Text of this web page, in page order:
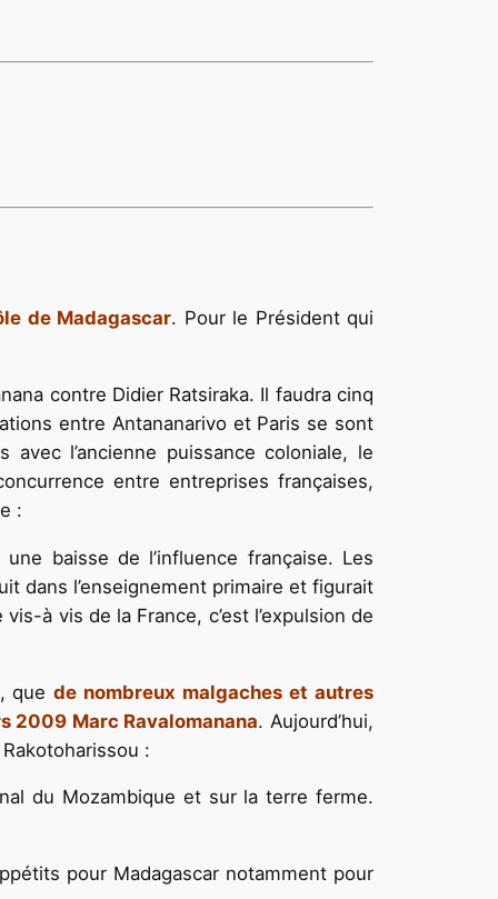
de Madagascar. Pour le Président qui
contre Didier Ratsiraka. Il faudra cinq
entre Antananarivo et Paris se sont
l’ancienne puissance coloniale, le
entre entreprises françaises,
:
baisse de l’influence française. Les
dans l’enseignement primaire et figurait
à vis de la France, c’est l’expulsion de
quede nombreux malgaches et autres
2009 Marc Ravalomanana. Aujourd’hui,
:
du Mozambique et sur la terre ferme.
pour Madagascar notamment pour